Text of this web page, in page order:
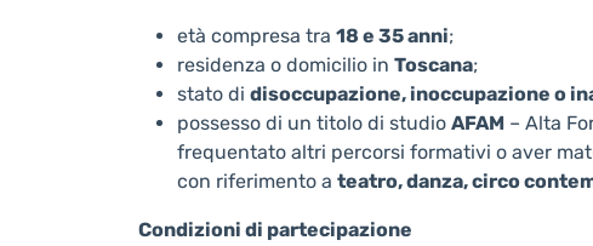
età compresa tra 18 e 35 anni;
residenza o domicilio in Toscana;
stato di disoccupazione, inoccupazione o
possesso di un titolo di studio AFAM – Alta
frequentato altri percorsi formativi o aver
con riferimento a teatro, danza, circo
Condizioni di partecipazione